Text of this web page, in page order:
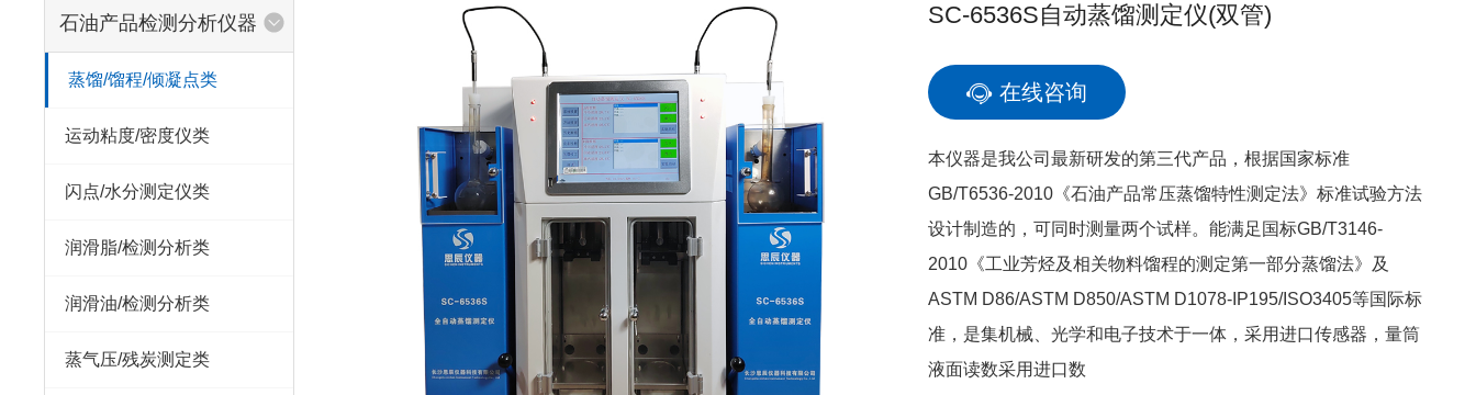
石油产品检测分析仪器
蒸馏/馏程/倾凝点类
运动粘度/密度仪类
闪点/水分测定仪类
润滑脂/检测分析类
润滑油/检测分析类
蒸气压/残炭测定类
SC-6536S自动蒸馏测定仪(双管)
在线咨询
本仪器是我公司最新研发的第三代产品，根据国家标准
GB/T6536-2010《石油产品常压蒸馏特性测定法》标准试验方法
设计制造的，可同时测量两个试样。能满足国标GB/T3146-
2010《工业芳烃及相关物料馏程的测定第一部分蒸馏法》及
ASTM D86/ASTM D850/ASTM D1078-IP195/ISO3405等国际标
准，是集机械、光学和电子技术于一体，采用进口传感器，量筒
液面读数采用进口数